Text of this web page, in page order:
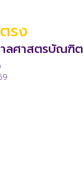
รง
ลศาสตรบัณฑิต